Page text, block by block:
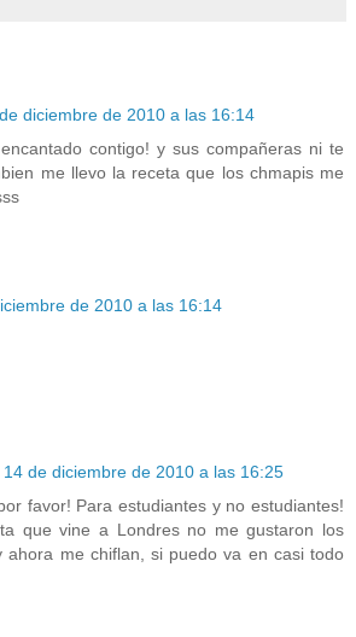
diciembre de 2010 a las 16:14
contigo! y sus compañeras ni te
me llevo la receta que los chmapis me
de 2010 a las 16:14
14 de diciembre de 2010 a las 16:25
favor! Para estudiantes y no estudiantes!
que vine a Londres no me gustaron los
ahora me chiflan, si puedo va en casi todo